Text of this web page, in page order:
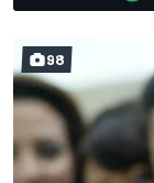
98